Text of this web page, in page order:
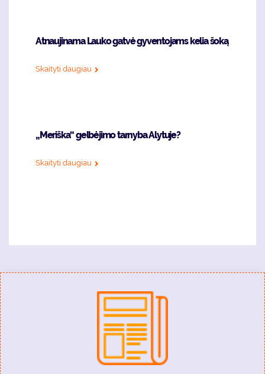
Atnaujinama Lauko gatvė gyventojams kelia šoką
Skaityti daugiau
„Meriška“ gelbėjimo tarnyba Alytuje?
Skaityti daugiau